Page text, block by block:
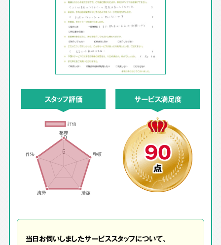
スタッフ評価 サービス満足度
90
点
当日お伺いしましたサービススタッフについて、